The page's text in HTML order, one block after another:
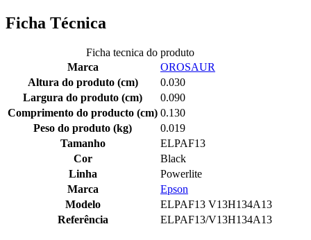
Ficha Técnica
Ficha tecnica do produto
Marca
OROSAUR
Altura do produto (cm)
0.030
Largura do produto (cm)
0.090
Comprimento do producto (cm) 0.130
Peso do produto (kg)
0.019
Tamanho
ELPAF13
Cor
Black
Linha
Powerlite
Marca
Epson
Modelo
ELPAF13 V13H134A13
Referência
ELPAF13/V13H134A13